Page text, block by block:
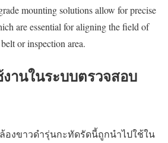
mounting solutions allow for precise
are essential for aligning the field of
or inspection area.
านในระบบตรวจสอบ
องขาวดำรุ่นกะทัดรัดนี้ถูกนำไปใช้ใน